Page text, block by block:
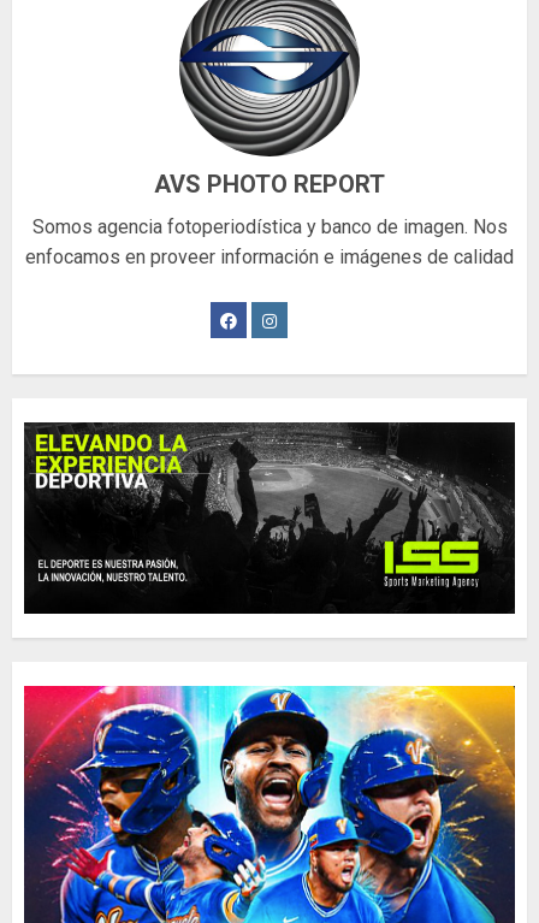
AVS PHOTO REPORT
Somos agencia fotoperiodística y banco de imagen. Nos
enfocamos en proveer información e imágenes de calidad